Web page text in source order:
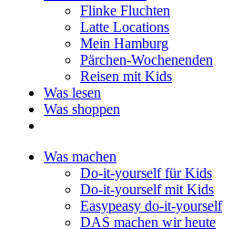
Flinke Fluchten
Latte Locations
Mein Hamburg
Pärchen-Wochenenden
Reisen mit Kids
Was lesen
Was shoppen
Was machen
Do-it-yourself für Kids
Do-it-yourself mit Kids
Easypeasy do-it-yourself
DAS machen wir heute